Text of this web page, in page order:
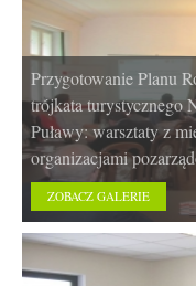
Przygotowanie Planu
trójkata turystycznego
Puławy: warsztaty z
organizacjami
ZOBACZ GALERIE